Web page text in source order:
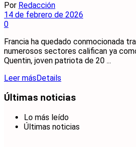
Por Redacción
14 de febrero de 2026
0
Francia ha quedado conmocionada
numerosos sectores califican ya
Quentin, joven patriota de 20 ...
Leer más Details
Últimas noticias
Lo más leído
Últimas noticias